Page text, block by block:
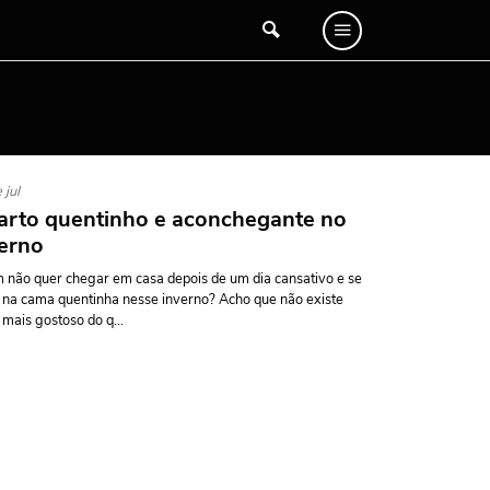
jul
quentinho e aconchegante no
não quer chegar em casa depois de um dia cansativo e se
cama quentinha nesse inverno? Acho que não existe
gostoso do q...